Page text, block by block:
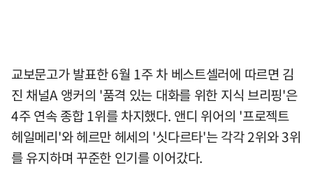
교보문고가 발표한 6월 1주 차 베스트셀러에 따르면 김
진 채널A 앵커의 '품격 있는 대화를 위한 지식 브리핑'은
4주 연속 종합 1위를 차지했다. 앤디 위어의 '프로젝트
헤일메리'와 헤르만 헤세의 '싯다르타'는 각각 2위와 3위
를 유지하며 꾸준한 인기를 이어갔다.